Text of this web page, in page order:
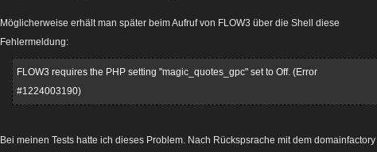
Möglicherweise erhält man später beim Aufruf von FLOW3 über die Shell diese
Fehlermeldung:
FLOW3 requires the PHP setting "magic_quotes_gpc" set to Off. (Error
#1224003190)
Bei meinen Tests hatte ich dieses Problem. Nach Rückspsrache mit dem domainfactory